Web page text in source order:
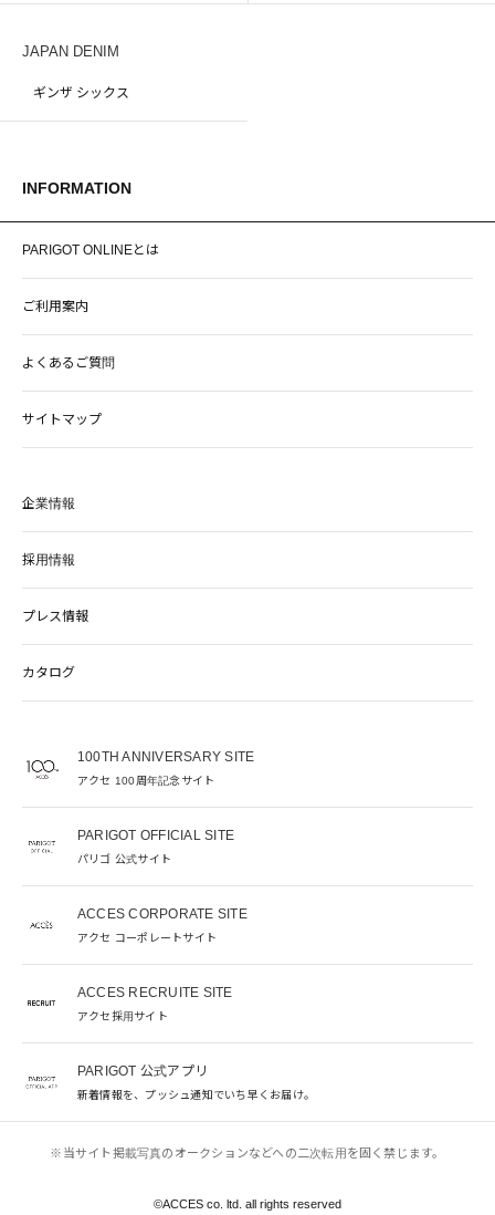
JAPAN DENIM
ギンザ シックス
INFORMATION
PARIGOT ONLINEとは
ご利用案内
よくあるご質問
サイトマップ
企業情報
採用情報
プレス情報
カタログ
100TH ANNIVERSARY SITE
アクセ 100周年記念サイト
PARIGOT OFFICIAL SITE
パリゴ 公式サイト
ACCES CORPORATE SITE
アクセ コーポレートサイト
ACCES RECRUITE SITE
アクセ採用サイト
PARIGOT 公式アプリ
新着情報を、プッシュ通知でいち早くお届け。
©︎ACCES co. ltd. all rights reserved
※当サイト掲載写真のオークションなどへの二次転用を固く禁じます。